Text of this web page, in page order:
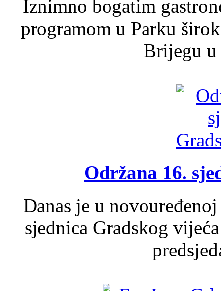
Iznimno bogatim
programom u Parku
Brijegu u
Održana 16.
Danas je u
sjednica Gradskog